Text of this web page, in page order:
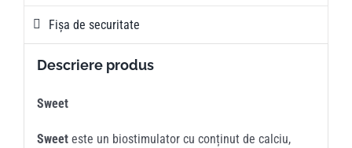
Fișa de securitate
Descriere produs
Sweet
Sweeteste un biostimulator cu conținut de calciu,